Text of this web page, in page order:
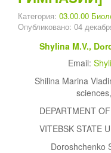
Категория: 03.00.00
Опубликовано: 04
Shylina M.V.,
Email:
Shilina Marina
DEPARTMENT
VITEBSK STATE
Doroshchenko